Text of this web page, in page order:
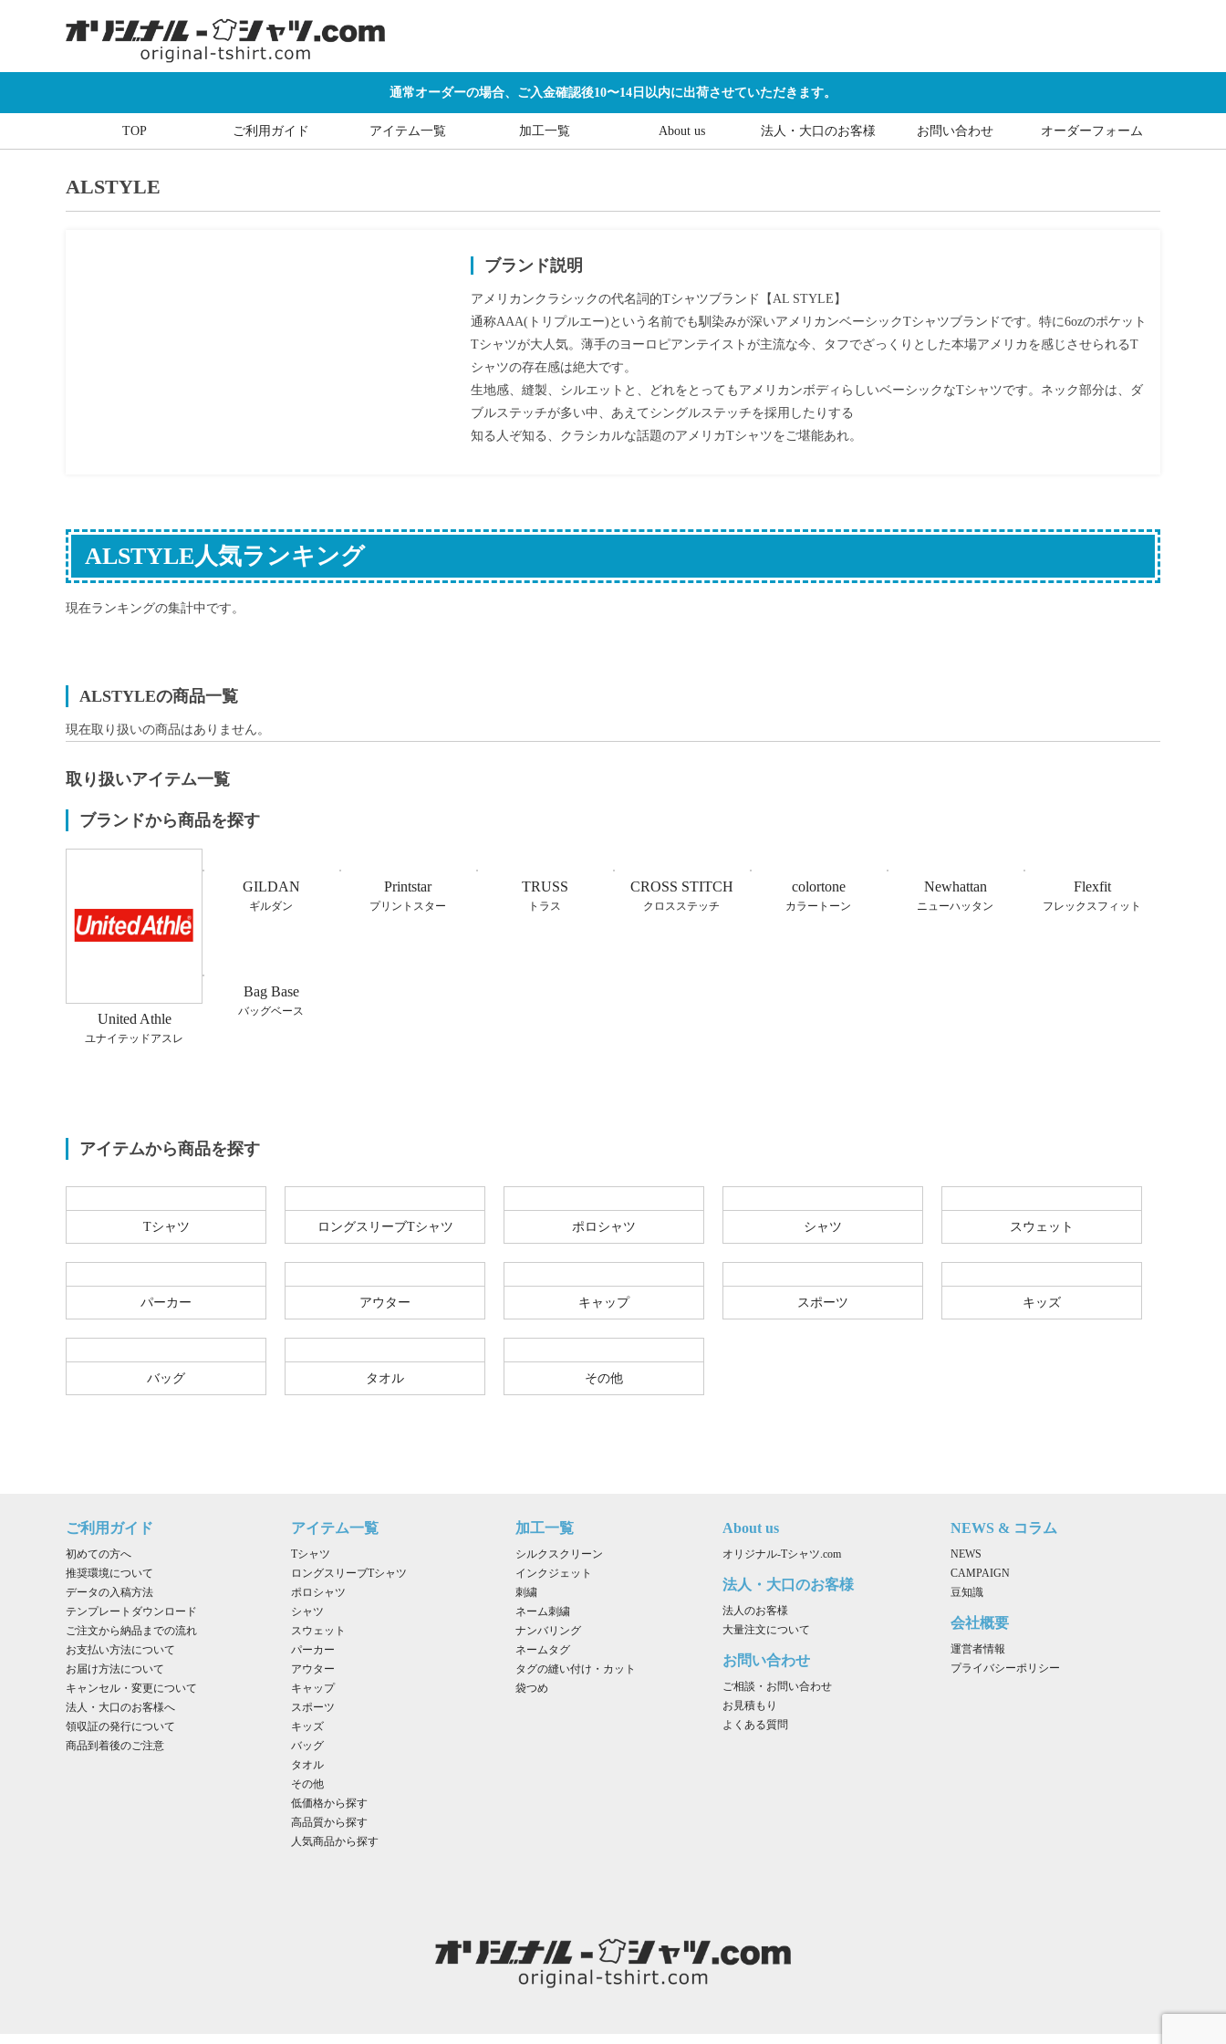
通常オーダーの場合、ご入金確認後10〜14日以内に出荷させていただきます。
TOP ご利用ガイド アイテム一覧 加工一覧 About us 法人・大口のお客様 お問い合わせ オーダーフォーム
ALSTYLE
ブランド説明
アメリカンクラシックの代名詞的Tシャツブランド【AL STYLE】
通称AAA(トリプルエー)という名前でも馴染みが深いアメリカンベーシックTシャツブランドです。特に6ozのポケット
Tシャツが大人気。薄手のヨーロピアンテイストが主流な今、タフでざっくりとした本場アメリカを感じさせられるT
シャツの存在感は絶大です。
生地感、縫製、シルエットと、どれをとってもアメリカンボディらしいベーシックなTシャツです。ネック部分は、ダ
ブルステッチが多い中、あえてシングルステッチを採用したりする
知る人ぞ知る、クラシカルな話題のアメリカTシャツをご堪能あれ。
ALSTYLE人気ランキング
現在ランキングの集計中です。
ALSTYLEの商品一覧
現在取り扱いの商品はありません。
取り扱いアイテム一覧
ブランドから商品を探す
United Athle
ユナイテッドアスレ
GILDAN
ギルダン
Printstar
プリントスター
TRUSS
トラス
CROSS STITCH
クロスステッチ
colortone
カラートーン
Newhattan
ニューハッタン
Flexfit
フレックスフィット
Bag Base
バッグベース
アイテムから商品を探す
Tシャツ ロングスリーブTシャツ ポロシャツ シャツ スウェット
パーカー アウター キャップ スポーツ キッズ
バッグ タオル その他
ご利用ガイド
初めての方へ
推奨環境について
データの入稿方法
テンプレートダウンロード
ご注文から納品までの流れ
お支払い方法について
お届け方法について
キャンセル・変更について
法人・大口のお客様へ
領収証の発行について
商品到着後のご注意
アイテム一覧
Tシャツ
ロングスリーブTシャツ
ポロシャツ
シャツ
スウェット
パーカー
アウター
キャップ
スポーツ
キッズ
バッグ
タオル
その他
低価格から探す
高品質から探す
人気商品から探す
加工一覧
シルクスクリーン
インクジェット
刺繍
ネーム刺繍
ナンバリング
ネームタグ
タグの縫い付け・カット
袋つめ
About us
オリジナル-Tシャツ.com
法人・大口のお客様
法人のお客様
大量注文について
お問い合わせ
ご相談・お問い合わせ
お見積もり
よくある質問
NEWS & コラム
NEWS
CAMPAIGN
豆知識
会社概要
運営者情報
プライバシーポリシー